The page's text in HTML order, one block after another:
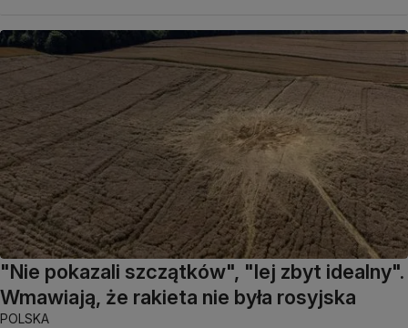
"Nie pokazali szczątków", "lej zbyt idealny".
Wmawiają, że rakieta nie była rosyjska
POLSKA